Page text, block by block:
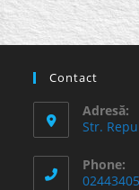
Contact
Adresă:
Str.
Phone: